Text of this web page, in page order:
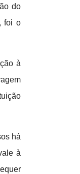
do
foi o
à
há
à